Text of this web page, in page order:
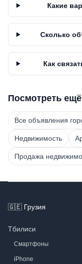
Какие
Сколько
Как
Посмотреть ещё
Все объявления
Недвижимость
Продажа
🇬🇪 Грузия
Тбилиси
Смартфоны
iPhone